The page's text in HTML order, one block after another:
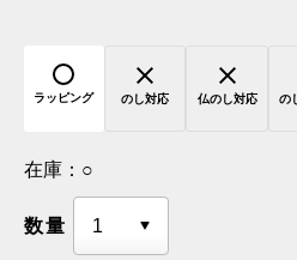
ラッピング のし対応 仏のし対応 の
在庫： ○
数量